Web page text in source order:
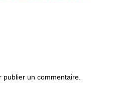
publier un commentaire.